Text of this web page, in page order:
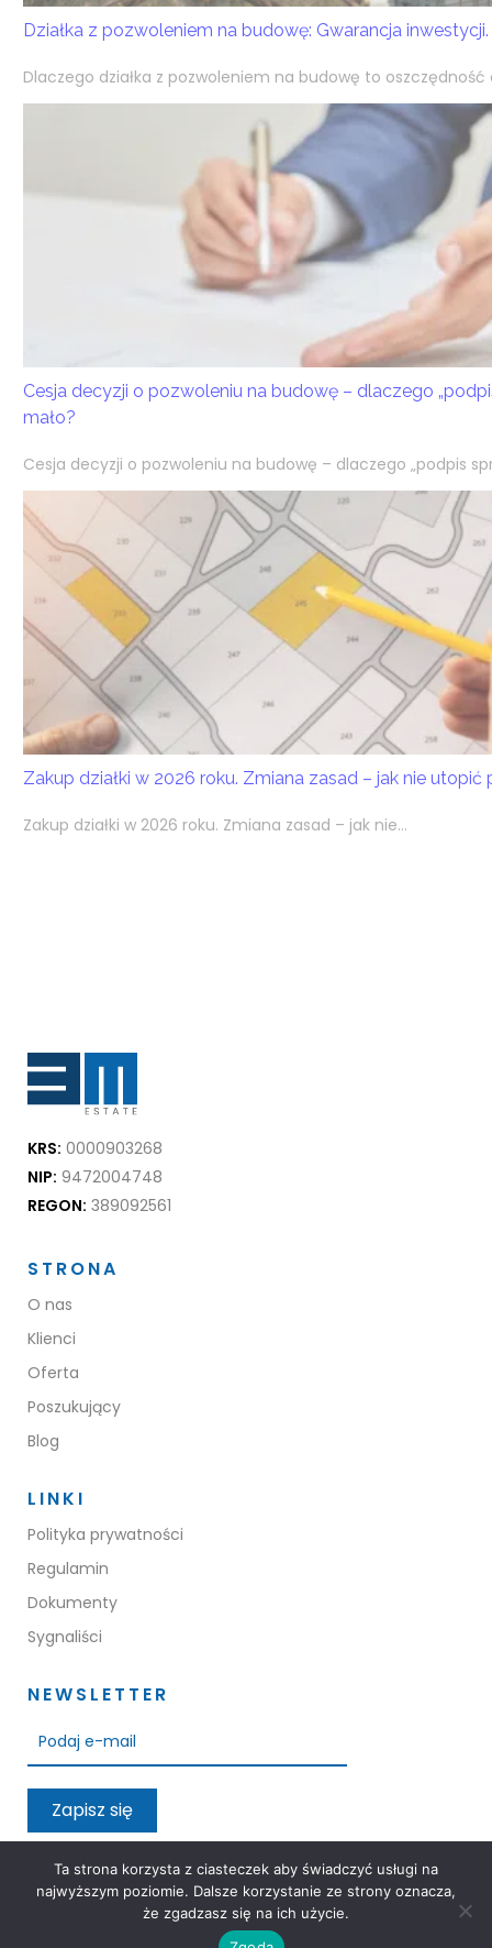
Działka z pozwoleniem na budowę: Gwarancja inwestycji.
Dlaczego działka z pozwoleniem na budowę to oszczędność
Cesja decyzji o pozwoleniu na budowę – dlaczego
mało?
Cesja decyzji o pozwoleniu na budowę – dlaczego „podpis
Zakup działki w 2026 roku. Zmiana zasad – jak nie utopić
Zakup działki w 2026 roku. Zmiana zasad – jak nie...
KRS: 0000903268
NIP: 9472004748
REGON: 389092561
STRONA
O nas
Klienci
Oferta
Poszukujący
Blog
LINKI
Polityka prywatności
Regulamin
Dokumenty
Sygnaliści
NEWSLETTER
Zapisz się
Ta strona korzysta z ciasteczek aby świadczyć usługi na
najwyższym poziomie. Dalsze korzystanie ze strony oznacza,
że zgadzasz się na ich użycie.